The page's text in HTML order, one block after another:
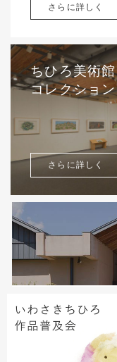
さらに詳しく
ちひろ美術館
コレクション
さらに詳しく